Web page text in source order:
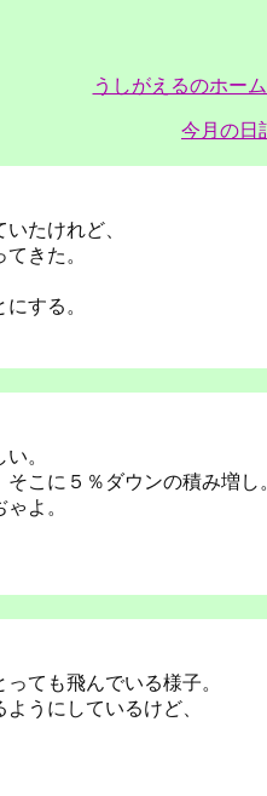
うしがえるのホー
今月の日
たけれど、
きた。
する。
。
こに５％ダウンの積み増し
よ。
ても飛んでいる様子。
うにしているけど、